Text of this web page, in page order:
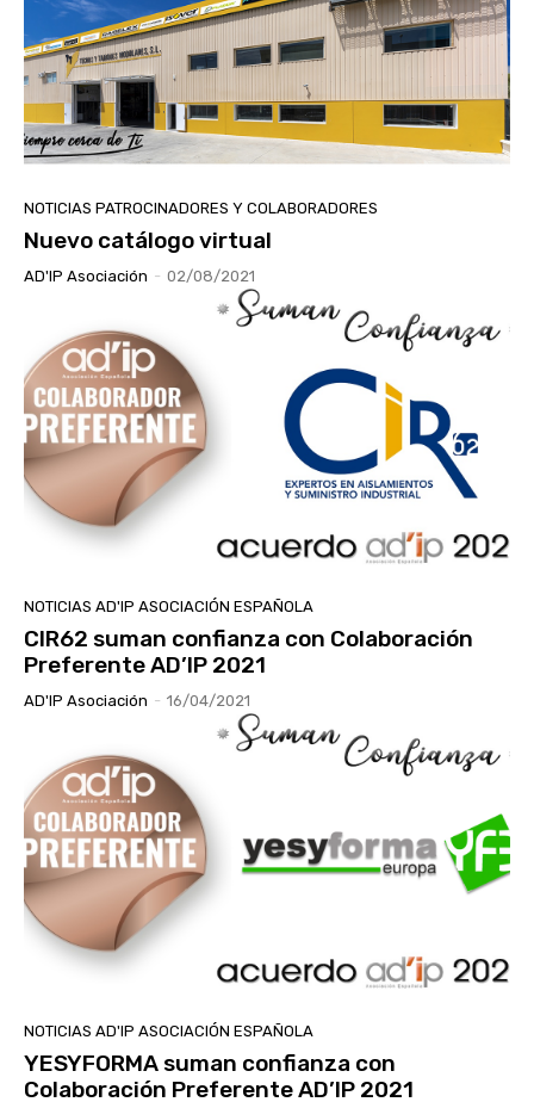
NOTICIAS PATROCINADORES Y COLABORADORES
Nuevo catálogo virtual
AD'IP Asociación - 02/08/2021
NOTICIAS AD'IP ASOCIACIÓN ESPAÑOLA
CIR62 suman confianza con Colaboración
Preferente AD’IP 2021
AD'IP Asociación - 16/04/2021
NOTICIAS AD'IP ASOCIACIÓN ESPAÑOLA
YESYFORMA suman confianza con
Colaboración Preferente AD’IP 2021